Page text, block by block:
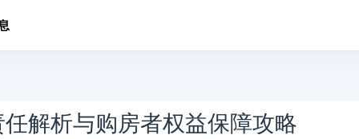
解析与购房者权益保障攻略